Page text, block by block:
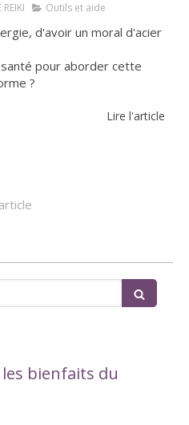
Outils et aide
d'avoir un moral d'acier
pour aborder cette
?
Lire l'article
bienfaits du